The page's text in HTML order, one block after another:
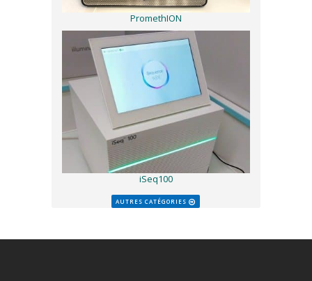
PromethION
iSeq100
AUTRES CATÉGORIES